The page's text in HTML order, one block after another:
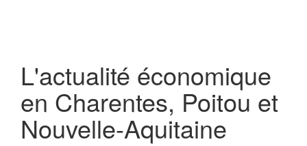
L'actualité économique
en Charentes, Poitou et
Nouvelle-Aquitaine